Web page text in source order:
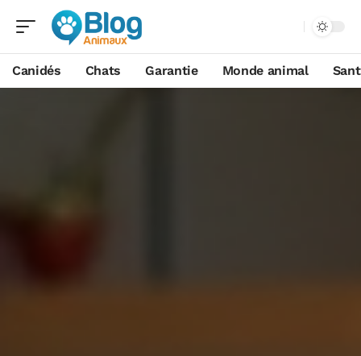
Canidés Chats Garantie Monde animal